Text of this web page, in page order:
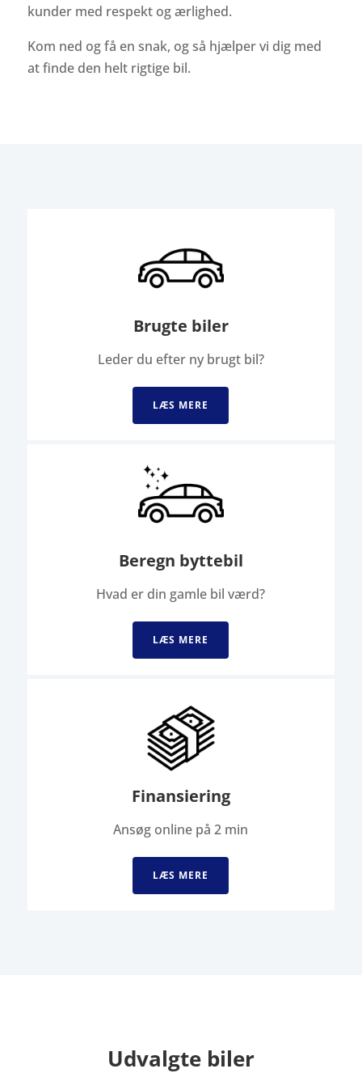
kunder med respekt og ærlighed.
Kom ned og få en snak, og så hjælper vi dig med
at finde den helt rigtige bil.
Brugte biler
Leder du efter ny brugt bil?
LÆS MERE
Beregn byttebil
Hvad er din gamle bil værd?
LÆS MERE
Finansiering
Ansøg online på 2 min
LÆS MERE
Udvalgte biler